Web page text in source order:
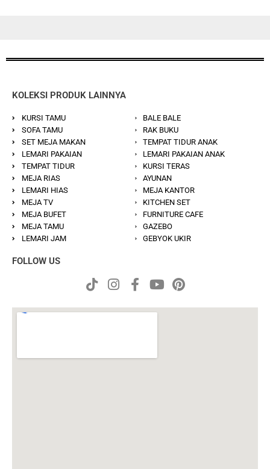
KOLEKSI PRODUK LAINNYA
KURSI TAMU
SOFA TAMU
SET MEJA MAKAN
LEMARI PAKAIAN
TEMPAT TIDUR
MEJA RIAS
LEMARI HIAS
MEJA TV
MEJA BUFET
MEJA TAMU
LEMARI JAM
BALE BALE
RAK BUKU
TEMPAT TIDUR ANAK
LEMARI PAKAIAN ANAK
KURSI TERAS
AYUNAN
MEJA KANTOR
KITCHEN SET
FURNITURE CAFE
GAZEBO
GEBYOK UKIR
FOLLOW US